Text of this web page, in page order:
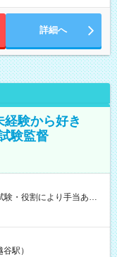
詳細へ
験から好き
験監督
・役割により手当あり
払い）オプションあ
ほどで給与の一部を受け
憩1時間） 時給1,300円
の役割により時給＋100
駅）